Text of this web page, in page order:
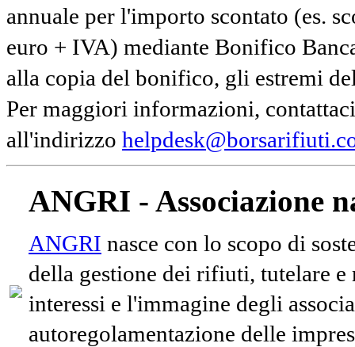
annuale per l'importo scontato (es.
euro + IVA) mediante Bonifico
alla copia del bonifico, gli estremi
Per maggiori informazioni,
all'indirizzo
ANGRI - Associazione
ANGRI nasce con lo scopo di
della gestione dei rifiuti, tutelare e
interessi e l'immagine degli
autoregolamentazione delle